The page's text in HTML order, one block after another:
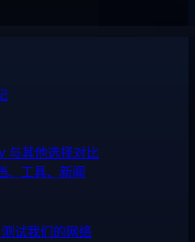
与其他选择对比
、工具、新闻
试我们的网络